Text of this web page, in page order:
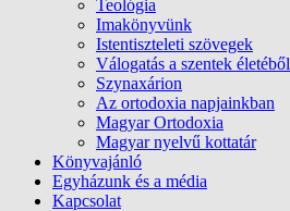
Teológia
Imakönyvünk
Istentiszteleti szövegek
Válogatás a szentek életéből
Szynaxárion
Az ortodoxia napjainkban
Magyar Ortodoxia
Magyar nyelvű kottatár
Könyvajánló
Egyházunk és a média
Kapcsolat